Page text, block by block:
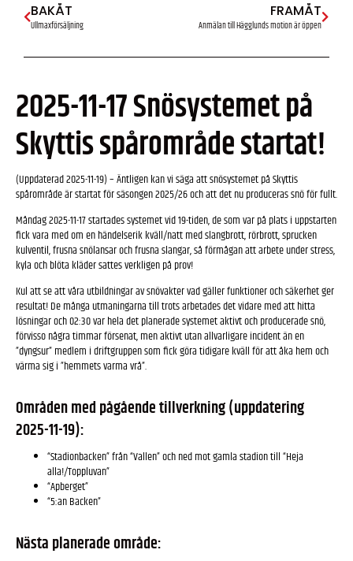
BAKÅT
Ullmaxförsäljning
FRAMÅT
Anmälan till Hägglunds motion är öppen
2025-11-17 Snösystemet på
Skyttis spårområde startat!
(Uppdaterad 2025-11-19) – Äntligen kan vi säga att snösystemet på Skyttis
spårområde är startat för säsongen 2025/26 och att det nu produceras snö för fullt.
Måndag 2025-11-17 startades systemet vid 19-tiden, de som var på plats i uppstarten
fick vara med om en händelserik kväll/natt med slangbrott, rörbrott, sprucken
kulventil, frusna snölansar och frusna slangar, så förmågan att arbete under stress,
kyla och blöta kläder sattes verkligen på prov!
Kul att se att våra utbildningar av snövakter vad gäller funktioner och säkerhet ger
resultat! De många utmaningarna till trots arbetades det vidare med att hitta
lösningar och 02:30 var hela det planerade systemet aktivt och producerade snö,
förvisso några timmar försenat, men aktivt utan allvarligare incident än en
”dyngsur” medlem i driftgruppen som fick göra tidigare kväll för att åka hem och
värma sig i ”hemmets varma vrå”.
Områden med pågående tillverkning (uppdatering
2025-11-19):
“Stadionbacken” från “Vallen” och ned mot gamla stadion till “Heja
alla!/Toppluvan”
“Apberget”
“5:an Backen”
Nästa planerade område: